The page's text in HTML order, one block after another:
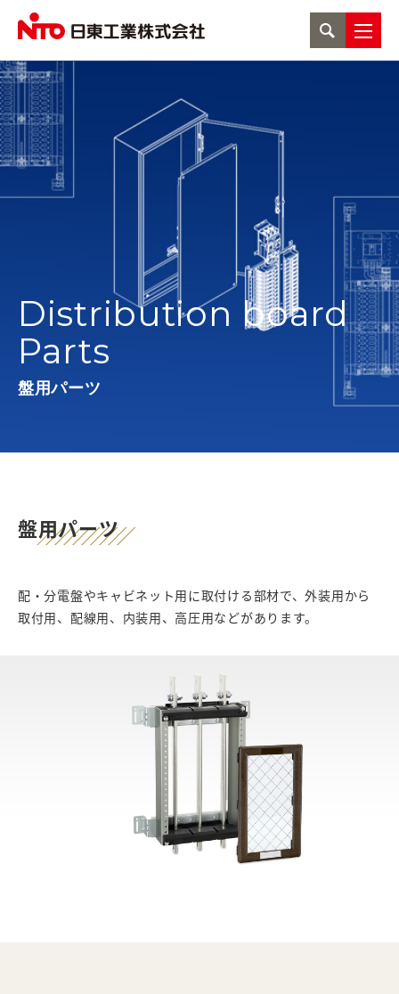
Distribution board
Parts
盤用パーツ
盤用パーツ
配・分電盤やキャビネット用に取付ける部材で、外装用から
取付用、配線用、内装用、高圧用などがあります。